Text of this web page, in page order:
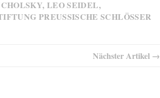
, LEO SEIDEL,
PREUSSISCHE SCHLÖSSER U
Nächster Artikel →